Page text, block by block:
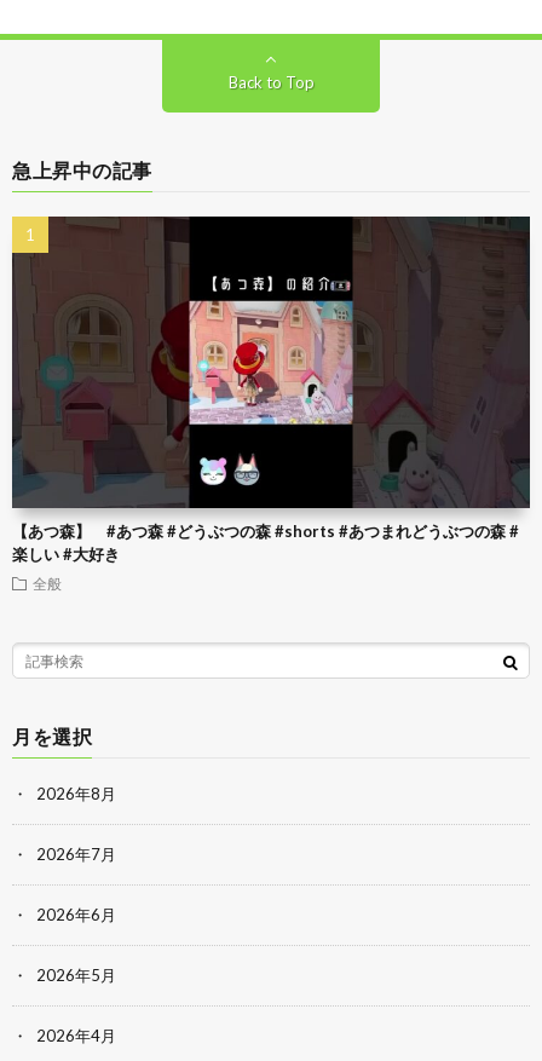
Back to Top
急上昇中の記事
【あつ森】 #あつ森 #どうぶつの森 #shorts #あつまれどうぶつの森 #
楽しい #大好き
全般
月を選択
2026年8月
2026年7月
2026年6月
2026年5月
2026年4月